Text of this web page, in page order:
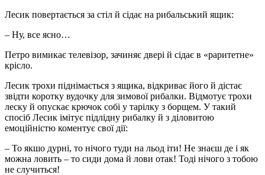
Лесик повертається за стіл й сідає на рибальський ящик:
– Ну, все ясно…
Петро вимикає телевізор, зачиняє двері й сідає в «раритетне»
крісло.
Лесик трохи піднімається з ящика, відкриває його й дістає
звідти коротку вудочку для зимової рибалки. Відмотує трохи
леску й опускає крючок собі у тарілку з борщем. У такий
спосіб Лесик імітує підлідну рибалку й з діловитою
емоційністю коментує свої дії:
– То якшо дурні, то нічого туди на льод іти! Не знаєш де і як
можна ловить – то сиди дома й лови отак! Тоді нічого з тобою
не случиться!